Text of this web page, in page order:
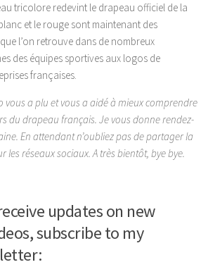
tricolore redevint le drapeau officiel de la
et le rouge sont maintenant des
l’on retrouve dans de nombreux
des équipes sportives aux logos de
françaises.
vous a plu et vous a aidé à mieux comprendre
du drapeau français. Je vous donne rendez-
En attendant n’oubliez pas de partager la
les réseaux sociaux. A très bientôt, bye bye.
updates on new
subscribe to my